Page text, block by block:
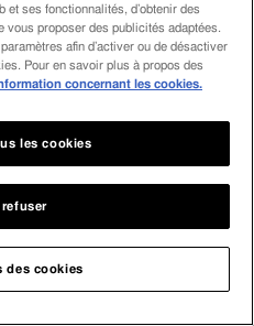
ses fonctionnalités, d’obtenir des
vous proposer des publicités adaptées.
afin d’activer ou de désactiver
Pour en savoir plus à propos des
concernant les cookies.
les cookies
des cookies